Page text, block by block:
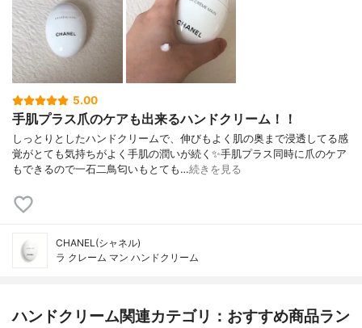
5.00
手肌プラス爪のケアも出来るハンドクリーム！！
しっとりとしたハンドクリームで、伸びもよく肌の奥まで浸透してる感
覚がとても気持ちがよく手肌の潤いが続く✨手肌プラス同時に爪のケア
もできるので一石二鳥匂いもとても…続きを見る
CHANEL(シャネル)
ラ クレーム マン ハンドクリーム
ハンドクリーム関連カテゴリ：おすすめ商品ラン